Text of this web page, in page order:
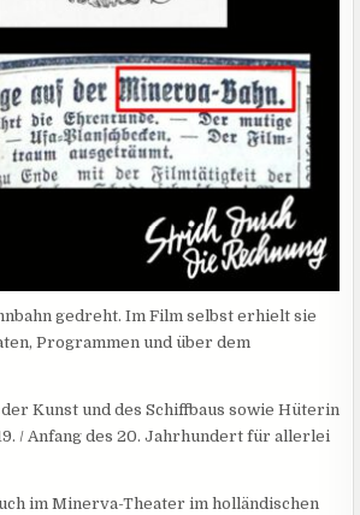
gedreht. Im Film selbst erhielt sie
Programmen und über dem
Kunst und des Schiffbaus sowie Hüterin
/ Anfang des 20. Jahrhundert für allerlei
im Minerva-Theater im holländischen